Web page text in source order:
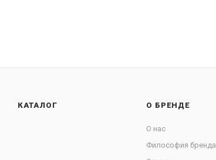
КАТАЛОГ О БРЕНДЕ
О нас
Философия бренда